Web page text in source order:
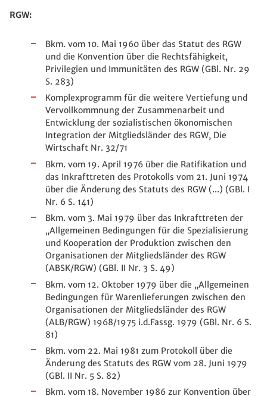
RGW:
Bkm. vom 10. Mai 1960 über das Statut des RGW
und die Konvention über die Rechtsfähigkeit,
Privilegien und Immunitäten des RGW (GBl. Nr. 29
S. 283)
Komplexprogramm für die weitere Vertiefung und
Vervollkommnung der Zusammenarbeit und
Entwicklung der sozialistischen ökonomischen
Integration der Mitgliedsländer des RGW, Die
Wirtschaft Nr. 32/71
Bkm. vom 19. April 1976 über die Ratifikation und
das Inkrafttreten des Protokolls vom 21. Juni 1974
über die Änderung des Statuts des RGW (...) (GBl. I
Nr. 6 S. 141)
Bkm. vom 3. Mai 1979 über das Inkrafttreten der
„Allgemeinen Bedingungen für die Spezialisierung
und Kooperation der Produktion zwischen den
Organisationen der Mitgliedsländer des RGW
(ABSK/RGW) (GBl. II Nr. 3 S. 49)
Bkm. vom 12. Oktober 1979 über die „Allgemeinen
Bedingungen für Warenlieferungen zwischen den
Organisationen der Mitgliedsländer des RGW
(ALB/RGW) 1968/1975 i.d.Fassg. 1979 (GBl. Nr. 6 S.
81)
Bkm. vom 22. Mai 1981 zum Protokoll über die
Änderung des Statuts des RGW vom 28. Juni 1979
(GBl. II Nr. 5 S. 82)
Bkm. vom 18. November 1986 zur Konvention über